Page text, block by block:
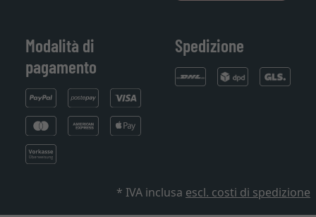
Modalità di
pagamento
Spedizione
* IVA inclusa escl. costi di spedizione